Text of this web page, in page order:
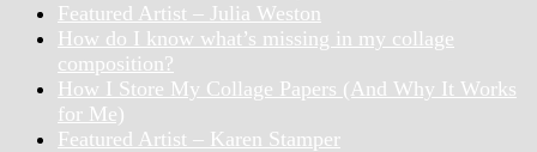
Featured Artist – Julia Weston
How do I know what’s missing in my collage
composition?
How I Store My Collage Papers (And Why It Works
for Me)
Featured Artist – Karen Stamper